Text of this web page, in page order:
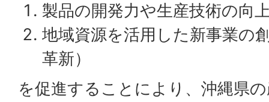
製品の開発力や生産技術の向
地域資源を活用した新事業の
革新）
を促進することにより、沖縄県